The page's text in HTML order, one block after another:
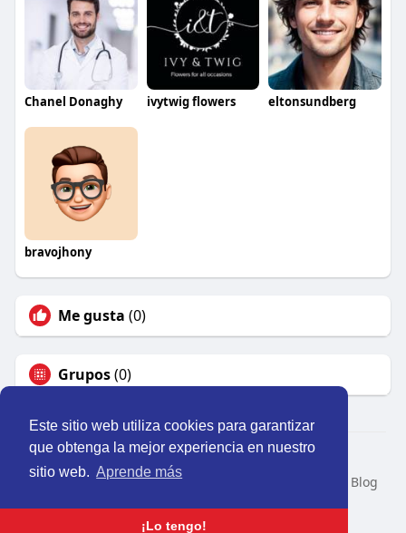
Este sitio web utiliza cookies para garantizar
que obtenga la mejor experiencia en nuestro
sitio web. Aprende más
¡Lo tengo!
Chanel Donaghy ivytwig flowers eltonsundberg
bravojhony
Me gusta (0)
Grupos(0)
© 2026 Perú Activo
Inicio
Nosotros Contacto
Blog
Idioma